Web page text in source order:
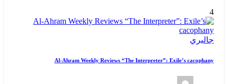
4
جاليري
Al-Ahram Weekly Reviews “The Interpreter”: Exile’s cacophany